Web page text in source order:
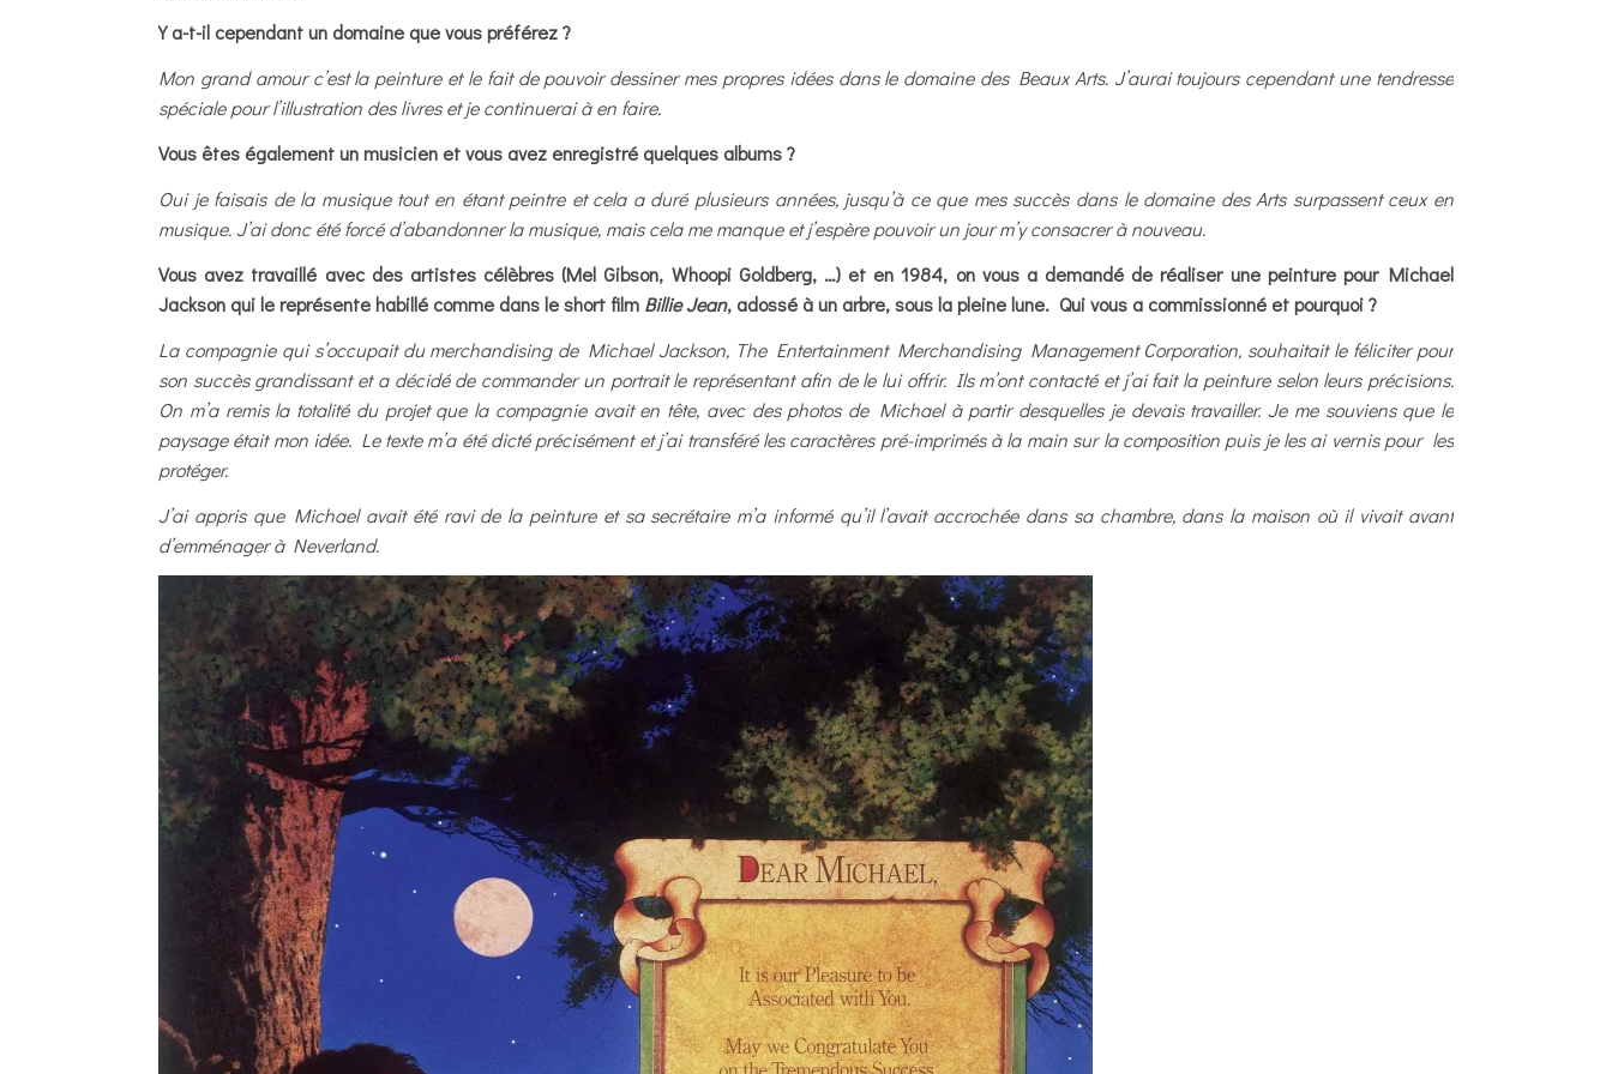
Y a-t-il cependant un domaine que vous préférez ?
Mon grand amour c’est la peinture et le fait de pouvoir dessiner mes propres idées dans le domaine des Beaux Arts. J’aurai toujours cependant une tendresse
spéciale pour l’illustration des livres et je continuerai à en faire.
Vous êtes également un musicien et vous avez enregistré quelques albums ?
Oui je faisais de la musique tout en étant peintre et cela a duré plusieurs années, jusqu’à ce que mes succès dans le domaine des Arts surpassent ceux en
musique. J’ai donc été forcé d’abandonner la musique, mais cela me manque et j’espère pouvoir un jour m’y consacrer à nouveau.
Vous avez travaillé avec des artistes célèbres (Mel Gibson, Whoopi Goldberg, …) et en 1984, on vous a demandé de réaliser une peinture pour Michael
Jackson qui le représente habillé comme dans le short film Billie Jean, adossé à un arbre, sous la pleine lune. Qui vous a commissionné et pourquoi ?
La compagnie qui s’occupait du merchandising de Michael Jackson, The Entertainment Merchandising Management Corporation, souhaitait le féliciter pour
son succès grandissant et a décidé de commander un portrait le représentant afin de le lui offrir. Ils m’ont contacté et j’ai fait la peinture selon leurs précisions.
On m’a remis la totalité du projet que la compagnie avait en tête, avec des photos de Michael à partir desquelles je devais travailler. Je me souviens que le
paysage était mon idée. Le texte m’a été dicté précisément et j’ai transféré les caractères pré-imprimés à la main sur la composition puis je les ai vernis pour les
protéger.
J’ai appris que Michael avait été ravi de la peinture et sa secrétaire m’a informé qu’il l’avait accrochée dans sa chambre, dans la maison où il vivait avant
d’emménager à Neverland.